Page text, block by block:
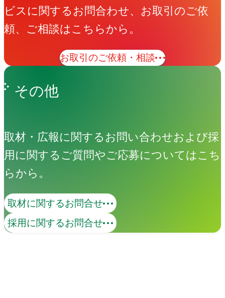
ビスに関するお問合わせ、お取引のご依
頼、ご相談はこちらから。
お取引のご依頼・相談
その他
取材・広報に関するお問い合わせおよび採
用に関するご質問やご応募についてはこち
らから。
取材に関するお問合せ
採用に関するお問合せ
マーケティング